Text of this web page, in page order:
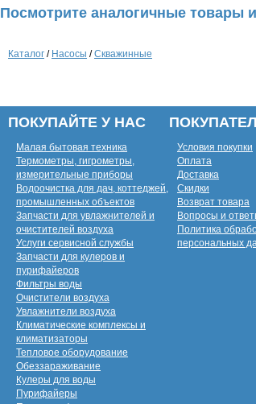
Посмотрите аналогичные товары
Каталог / Насосы /Скважинные
ПОКУПАЙТЕ У НАС
Малая бытовая техника
Термометры, гигрометры,
измерительные приборы
Водоочистка для дач, коттеджей,
промышленных объектов
Запчасти для увлажнителей и
очистителей воздуха
Услуги сервисной службы
Запчасти для кулеров и
пурифайеров
Фильтры воды
Очистители воздуха
Увлажнители воздуха
Климатические комплексы и
климатизаторы
Тепловое оборудование
Обеззараживание
Кулеры для воды
Пурифайеры
Условия покупки
Оплата
Доставка
Скидки
Возврат товара
Вопросы и
Политика
персональных